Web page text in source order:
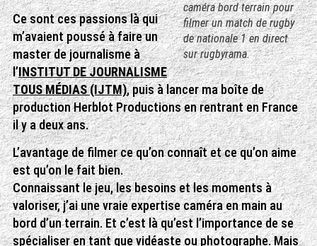
caméra bord terrain pour
filmer un match de rugby
de nationale 1 en direct
sur rugbyrama.
Ce sont ces passions là qui
m’avaient poussé à faire un
master de journalisme à
l’INSTITUT DE JOURNALISME
TOUS MÉDIAS (IJTM), puis à lancer ma boîte de
production Herblot Productions en rentrant en France
il y a deux ans.
L’avantage de filmer ce qu’on connaît et ce qu’on aime
est qu’on le fait bien.
Connaissant le jeu, les besoins et les moments à
valoriser, j’ai une vraie expertise caméra en main au
bord d’un terrain. Et c’est là qu’est l’importance de se
spécialiser en tant que vidéaste ou photographe. Mais